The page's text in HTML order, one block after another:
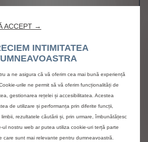
Grey gri / negru
ACCEPT →
INTIMITATEA
a ne asigura că vă oferim cea mai bună experiență
urile ne permit să vă oferim funcționalități de
gestionarea rețelei și accesibilitatea. Acestea
de utilizare și performanța prin diferite funcții,
rezultatele căutării și, prin urmare, îmbunătățesc
ul nostru web ar putea utiliza cookie-uri terță parte
care sunt mai relevante pentru dumneavoastră.